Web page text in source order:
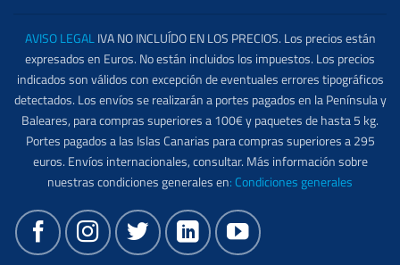
AVISO LEGALIVA NO INCLUÍDO EN LOS PRECIOS. Los precios están
expresados en Euros. No están incluidos los impuestos. Los precios
indicados son válidos con excepción de eventuales errores tipográficos
detectados. Los envíos se realizarán a portes pagados en la Península y
Baleares, para compras superiores a 100€ y paquetes de hasta 5 kg.
Portes pagados a las Islas Canarias para compras superiores a 295
euros. Envíos internacionales, consultar. Más información sobre
nuestras condiciones generales en: Condiciones generales